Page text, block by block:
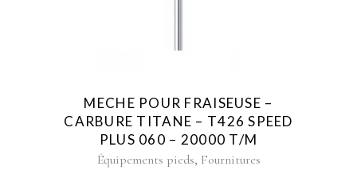
MECHE POUR FRAISEUSE –
CARBURE TITANE – T426 SPEED
PLUS 060 – 20000 T/M
Équipements pieds, Fournitures